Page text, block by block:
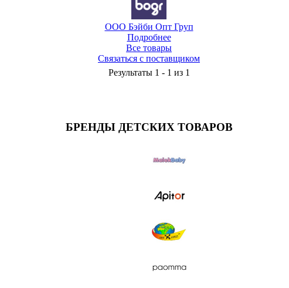
ООО Бэйби Опт Груп
Подробнее
Все товары
Связаться с поставщиком
Результаты 1 - 1 из 1
БРЕНДЫ ДЕТСКИХ ТОВАРОВ